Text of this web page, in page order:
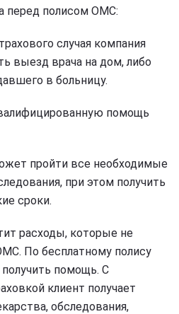
перед полисом ОМС:
случая компания
выезд врача на дом, либо
в больницу.
помощь
пройти все необходимые
при этом получить
сроки.
расходы, которые не
По бесплатному полису
помощь. С
клиент получает
обследования,